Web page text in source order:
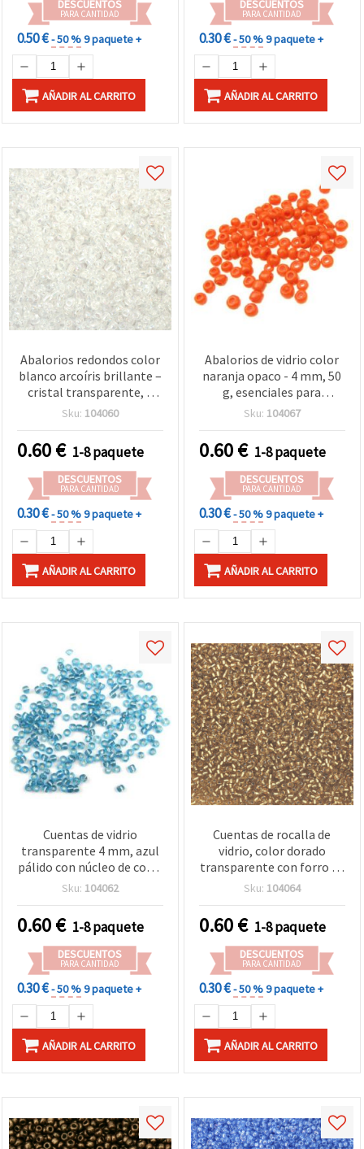
DESCUENTOS
PARA CANTIDAD
0.50 €- 50 %9 paquete +
AÑADIR AL CARRITO
DESCUENTOS
PARA CANTIDAD
0.30 €- 50 %9 paquete +
AÑADIR AL CARRITO
Abalorios redondos color
blanco arcoíris brillante –
cristal transparente, 4
mm, 50 g, ideales para
pendientes y
decoraciones delicadas
Sku: 104060
0.60€ 1-8 paquete
DESCUENTOS
PARA CANTIDAD
0.30 €- 50 %9 paquete +
AÑADIR AL CARRITO
Abalorios de vidrio color
naranja opaco - 4 mm, 50
g, esenciales para
bisutería DIY, tejido de
manualidades
Sku: 104067
0.60€ 1-8 paquete
DESCUENTOS
PARA CANTIDAD
0.30 €- 50 %9 paquete +
AÑADIR AL CARRITO
Cuentas de vidrio
transparente 4 mm, azul
pálido con núcleo de color
plateado, 50 g
Sku: 104062
0.60€ 1-8 paquete
DESCUENTOS
PARA CANTIDAD
0.30 €- 50 %9 paquete +
AÑADIR AL CARRITO
Cuentas de rocalla de
vidrio, color dorado
transparente con forro de
color plateado, 3 mm, 50
Sku: 104064
0.60€ 1-8 paquete
DESCUENTOS
PARA CANTIDAD
0.30 €- 50 %9 paquete +
AÑADIR AL CARRITO